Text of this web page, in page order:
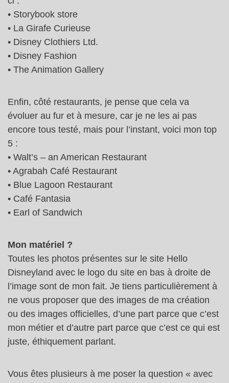
• Storybook store
• La Girafe Curieuse
• Disney Clothiers Ltd.
• Disney Fashion
• The Animation Gallery
Enfin, côté restaurants, je pense que cela va
évoluer au fur et à mesure, car je ne les ai pas
encore tous testé, mais pour l’instant, voici mon top
5 :
• Walt’s – an American Restaurant
• Agrabah Café Restaurant
• Blue Lagoon Restaurant
• Café Fantasia
• Earl of Sandwich
Mon matériel ?
Toutes les photos présentes sur le site Hello
Disneyland avec le logo du site en bas à droite de
l’image sont de mon fait. Je tiens particulièrement à
ne vous proposer que des images de ma création
ou des images officielles, d’une part parce que c’est
mon métier et d’autre part parce que c’est ce qui est
juste, éthiquement parlant.
Vous êtes plusieurs à me poser la question « avec